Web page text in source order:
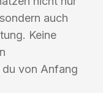
auch
Keine
von Anfang